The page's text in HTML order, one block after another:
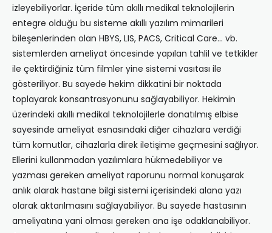
izleyebiliyorlar. İçeride tüm akıllı medikal teknolojilerin
entegre olduğu bu sisteme akıllı yazılım mimarileri
bileşenlerinden olan HBYS, LIS, PACS, Critical Care… vb.
sistemlerden ameliyat öncesinde yapılan tahlil ve tetkikler
ile çektirdiğiniz tüm filmler yine sistemi vasıtası ile
gösteriliyor. Bu sayede hekim dikkatini bir noktada
toplayarak konsantrasyonunu sağlayabiliyor. Hekimin
üzerindeki akıllı medikal teknolojilerle donatılmış elbise
sayesinde ameliyat esnasındaki diğer cihazlara verdiği
tüm komutlar, cihazlarla direk iletişime geçmesini sağlıyor.
Ellerini kullanmadan yazılımlara hükmedebiliyor ve
yazması gereken ameliyat raporunu normal konuşarak
anlık olarak hastane bilgi sistemi içerisindeki alana yazı
olarak aktarılmasını sağlayabiliyor. Bu sayede hastasının
ameliyatına yani olması gereken ana işe odaklanabiliyor.